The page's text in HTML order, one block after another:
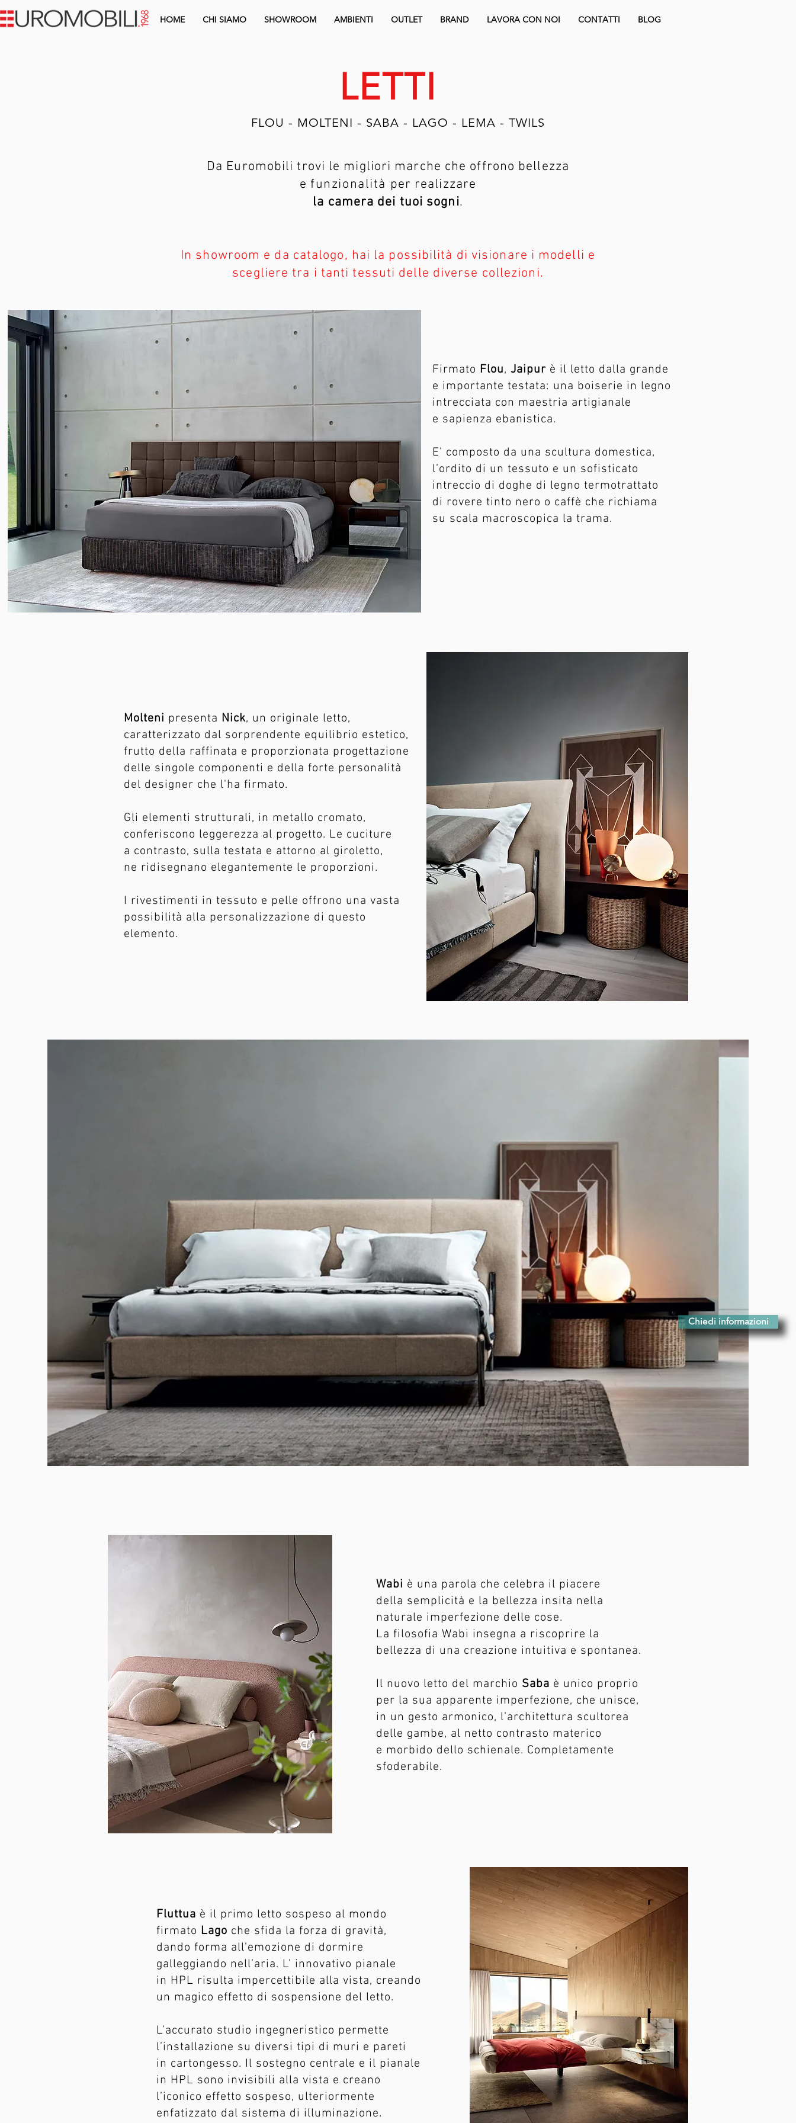
HOME CHI SIAMO SHOWROOM AMBIENTI OUTLET BRAND LAVORA CON NOI CONTATTI BLOG
Chiedi informazioni
LETTI
FLOU - MOLTENI - SABA - LAGO - LEMA - TWILS
Da Euromobili trovi le migliori marche che offrono bellezza
e funzionalità per realizzare
la camera dei tuoi sogni.
In showroom e da catalogo, hai la possibilità di visionare i modelli e
scegliere tra i tanti tessuti delle diverse collezioni.
Firmato Flou, Jaipur è il letto dalla grande
e importante testata: una boiserie in legno
intrecciata con maestria artigianale
e sapienza ebanistica.
E’ composto da una scultura domestica,
l’ordito di un tessuto e un sofisticato
intreccio di doghe di legno termotrattato
di rovere tinto nero o caffè che richiama
su scala macroscopica la trama.
Molteni presenta Nick, un originale letto,
caratterizzato dal sorprendente equilibrio estetico,
frutto della raffinata e proporzionata progettazione
delle singole componenti e della forte personalità
del designer che l'ha firmato.
Gli elementi strutturali, in metallo cromato,
conferiscono leggerezza al progetto. Le cuciture
a contrasto, sulla testata e attorno al giroletto,
ne ridisegnano elegantemente le proporzioni.
I rivestimenti in tessuto e pelle offrono una vasta
possibilità alla personalizzazione di questo
elemento.
Wabi è una parola che celebra il piacere
della semplicità e la bellezza insita nella
naturale imperfezione delle cose.
La filosofia Wabi insegna a riscoprire la
bellezza di una creazione intuitiva e spontanea.
Il nuovo letto del marchio Saba è unico proprio
per la sua apparente imperfezione, che unisce,
in un gesto armonico, l’architettura scultorea
delle gambe, al netto contrasto materico
e morbido dello schienale. Completamente
sfoderabile.
Fluttua è il primo letto sospeso al mondo
firmato Lago che sfida la forza di gravità,
dando forma all’emozione di dormire
galleggiando nell’aria. L’ innovativo pianale
in HPL risulta impercettibile alla vista, creando
un magico effetto di sospensione del letto.
L’accurato studio ingegneristico permette
l’installazione su diversi tipi di muri e pareti
in cartongesso. Il sostegno centrale e il pianale
in HPL sono invisibili alla vista e creano
l’iconico effetto sospeso, ulteriormente
enfatizzato dal sistema di illuminazione.